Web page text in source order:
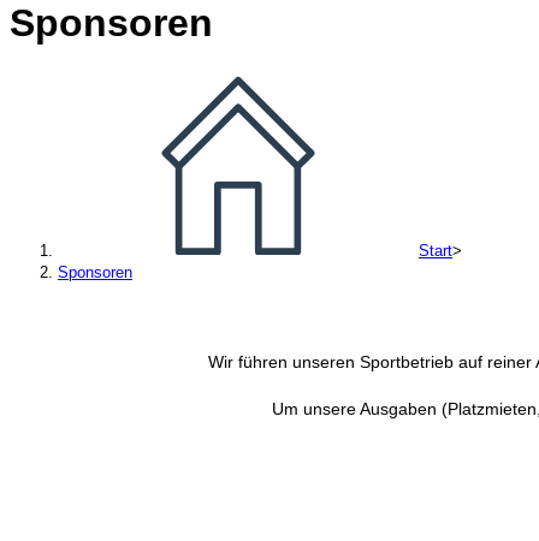
Sponsoren
Start>
Sponsoren
Wir führen unseren Sportbetrieb auf
Um unsere Ausgaben